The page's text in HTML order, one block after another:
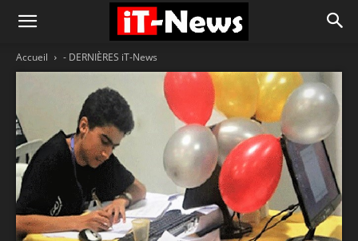
Accueil - DERNIÈRES iT-News